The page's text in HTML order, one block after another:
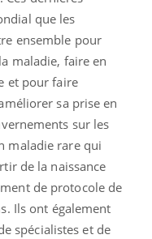
que les
ensemble pour
maladie, faire en
et pour faire
sa prise en
sur les
maladie rare qui
de la naissance
de protocole de
Ils ont également
spécialistes et de